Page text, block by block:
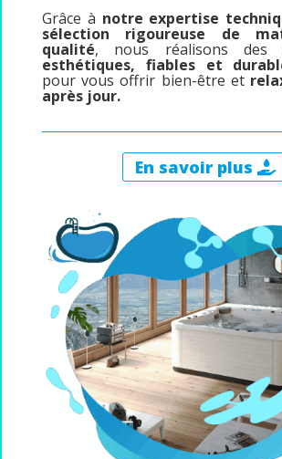
Grâce à notre expertise
sélection rigoureuse de
qualité, nous réalisons des
esthétiques, fiables et
pour vous offrir bien-être et
après jour.
En savoir plus